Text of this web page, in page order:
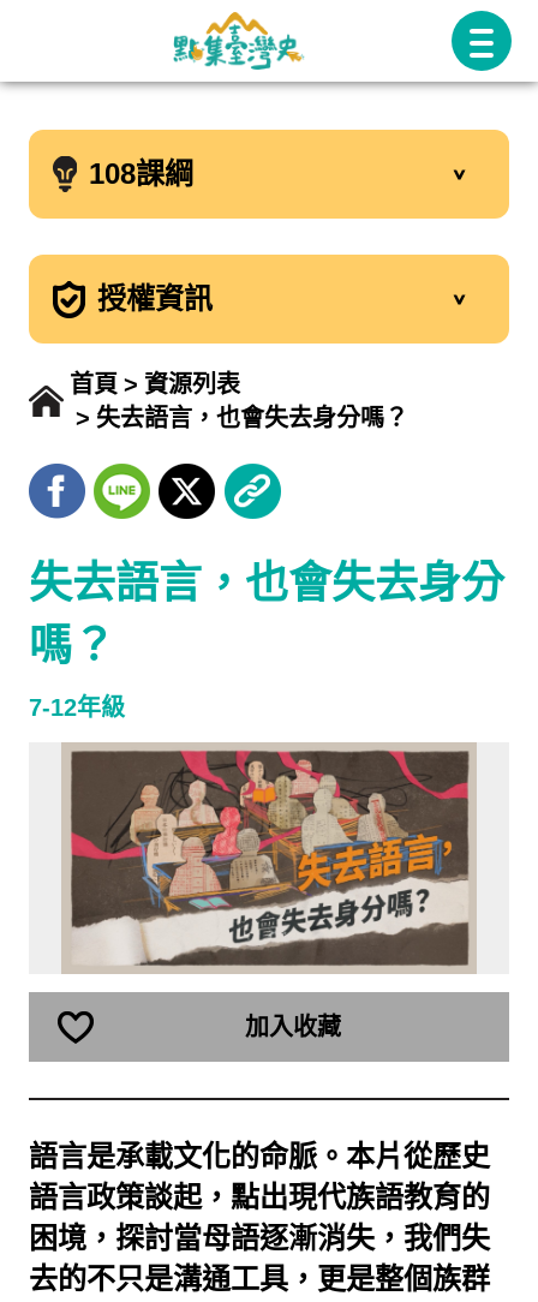
108課綱
授權資訊
首頁
資源列表
失去語言，也會失去身分嗎？
失去語言，也會失去身分
嗎？
7-12年級
加入收藏
語言是承載文化的命脈。本片從歷史
語言政策談起，點出現代族語教育的
困境，探討當母語逐漸消失，我們失
去的不只是溝通工具，更是整個族群